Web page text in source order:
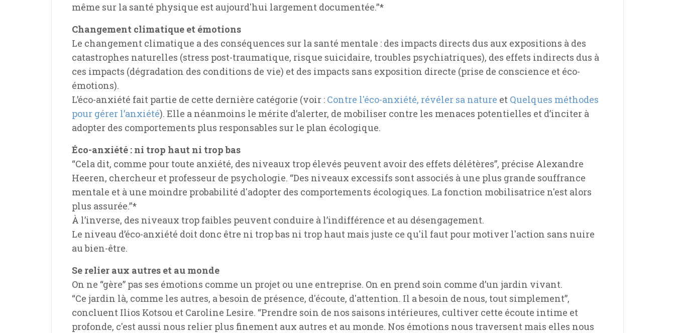
même sur la santé physique est aujourd'hui largement documentée.”*
Changement climatique et émotions
Le changement climatique a des conséquences sur la santé mentale : des impacts directs dus aux expositions à des
catastrophes naturelles (stress post-traumatique, risque suicidaire, troubles psychiatriques), des effets indirects dus à
ces impacts (dégradation des conditions de vie) et des impacts sans exposition directe (prise de conscience et éco-
émotions).
L’éco-anxiété fait partie de cette dernière catégorie (voir : Contre l'éco-anxiété, révéler sa nature et Quelques méthodes
pour gérer l’anxiété). Elle a néanmoins le mérite d’alerter, de mobiliser contre les menaces potentielles et d’inciter à
adopter des comportements plus responsables sur le plan écologique.
Éco-anxiété : ni trop haut ni trop bas
“Cela dit, comme pour toute anxiété, des niveaux trop élevés peuvent avoir des effets délétères”, précise Alexandre
Heeren, chercheur et professeur de psychologie. “Des niveaux excessifs sont associés à une plus grande souffrance
mentale et à une moindre probabilité d'adopter des comportements écologiques. La fonction mobilisatrice n'est alors
plus assurée.”*
À l’inverse, des niveaux trop faibles peuvent conduire à l’indifférence et au désengagement.
Le niveau d’éco-anxiété doit donc être ni trop bas ni trop haut mais juste ce qu'il faut pour motiver l'action sans nuire
au bien-être.
Se relier aux autres et au monde
On ne “gère” pas ses émotions comme un projet ou une entreprise. On en prend soin comme d’un jardin vivant.
“Ce jardin là, comme les autres, a besoin de présence, d'écoute, d'attention. Il a besoin de nous, tout simplement”,
concluent Ilios Kotsou et Caroline Lesire. “Prendre soin de nos saisons intérieures, cultiver cette écoute intime et
profonde, c'est aussi nous relier plus finement aux autres et au monde. Nos émotions nous traversent mais elles nous